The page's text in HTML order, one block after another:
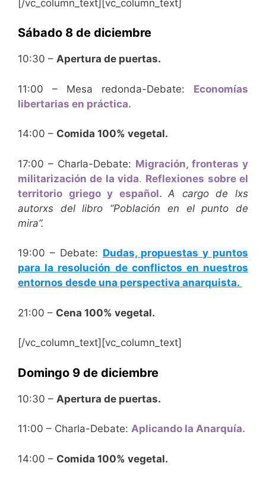
[/vc_column_text][vc_column_text]
Sábado 8 de diciembre
10:30 – Apertura de puertas.
11:00 – Mesa redonda-Debate: Economías
libertarias en práctica.
14:00 – Comida 100% vegetal.
17:00 – Charla-Debate: Migración, fronteras y
militarización de la vida. Reflexiones sobre el
territorio griego y español. A cargo de lxs
autorxs del libro “Población en el punto de
mira”.
19:00 – Debate: Dudas, propuestas y puntos
para la resolución de conflictos en nuestros
entornos desde una perspectiva anarquista.
21:00 – Cena 100% vegetal.
[/vc_column_text][vc_column_text]
Domingo 9 de diciembre
10:30 – Apertura de puertas.
11:00 – Charla-Debate: Aplicando la Anarquía.
14:00 – Comida 100% vegetal.